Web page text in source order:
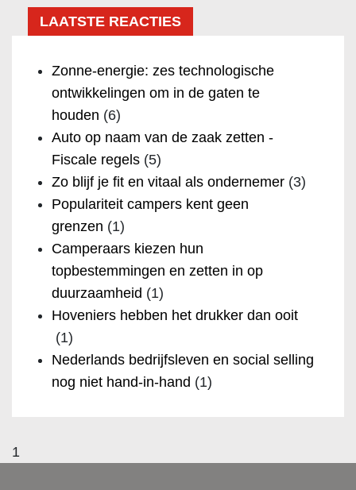
LAATSTE REACTIES
Zonne-energie: zes technologische
ontwikkelingen om in de gaten te
houden (6)
Auto op naam van de zaak zetten -
Fiscale regels (5)
Zo blijf je fit en vitaal als ondernemer (3)
Populariteit campers kent geen
grenzen (1)
Camperaars kiezen hun
topbestemmingen en zetten in op
duurzaamheid (1)
Hoveniers hebben het drukker dan ooit
(1)
Nederlands bedrijfsleven en social selling
nog niet hand-in-hand (1)
1